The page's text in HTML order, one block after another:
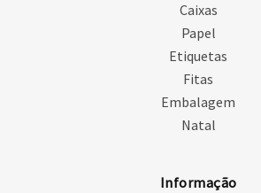
Caixas
Papel
Etiquetas
Fitas
Embalagem
Natal
Informação